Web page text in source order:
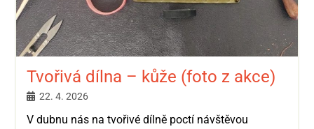
Tvořivá dílna – kůže (foto z akce)
22. 4. 2026
V dubnu nás na tvořivé dílně poctí návštěvou